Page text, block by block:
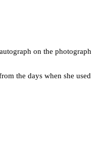
on the photograph
the days when she used